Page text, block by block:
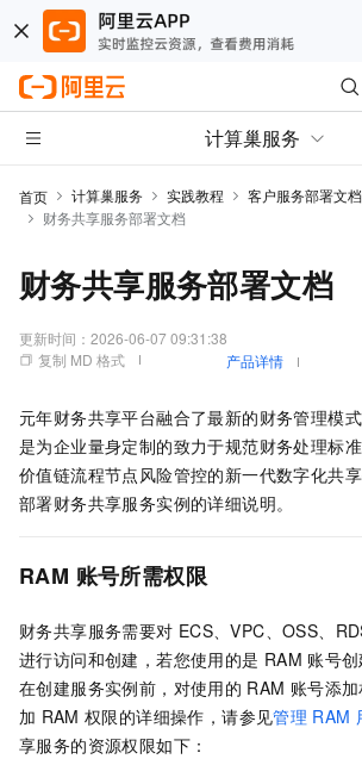
计算巢服务
首页 计算巢服务 实践教程 客户服务部署文档
财务共享服务部署文档
财务共享服务部署文档
更新时间： 2026-06-07 09:31:38
复制 MD 格式
产品详情
元年财务共享平台融合了最新的财务管理模
是为企业量身定制的致力于规范财务处理标
价值链流程节点风险管控的新一代数字化共
部署财务共享服务实例的详细说明。
RAM 账号所需权限
财务共享服务需要对 ECS、VPC、OSS、
进行访问和创建，若您使用的是 RAM 账号
在创建服务实例前，对使用的 RAM 账号添
加 RAM 权限的详细操作，请参见管理 RAM
享服务的资源权限如下：